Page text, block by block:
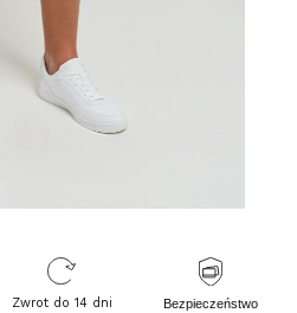
Zwrot do 14 dni
Bezpieczeństwo